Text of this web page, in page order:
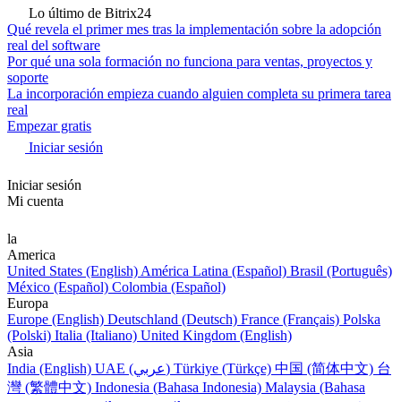
Lo último de Bitrix24
Qué revela el primer mes tras la implementación sobre la adopción
real del software
Por qué una sola formación no funciona para ventas, proyectos y
soporte
La incorporación empieza cuando alguien completa su primera tarea
real
Empezar gratis
Iniciar sesión
Iniciar sesión
Mi cuenta
la
America
United States (English) América Latina (Español) Brasil (Português)
México (Español) Colombia (Español)
Europa
Europe (English) Deutschland (Deutsch) France (Français) Polska
(Polski) Italia (Italiano) United Kingdom (English)
Asia
India (English)
UAE (عربي) Türkiye (Türkçe) 中国 (简体中文) 台
灣 (繁體中文) Indonesia (Bahasa Indonesia) Malaysia (Bahasa